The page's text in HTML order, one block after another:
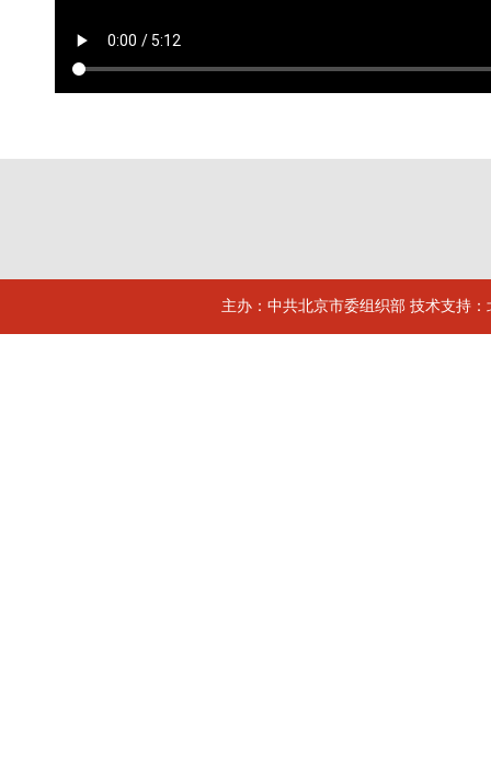
主办：中共北京市委组织部 技术支持